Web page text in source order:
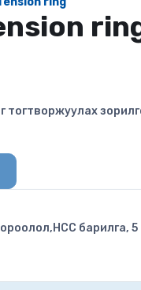
тогтворжуулах
барилга, 5